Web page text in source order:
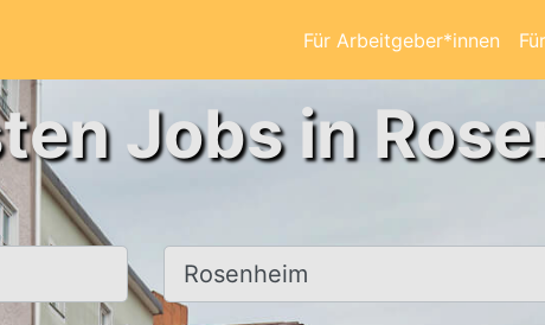
Für Arbeitgeber*innen
Jobs in
Ort, Stadt